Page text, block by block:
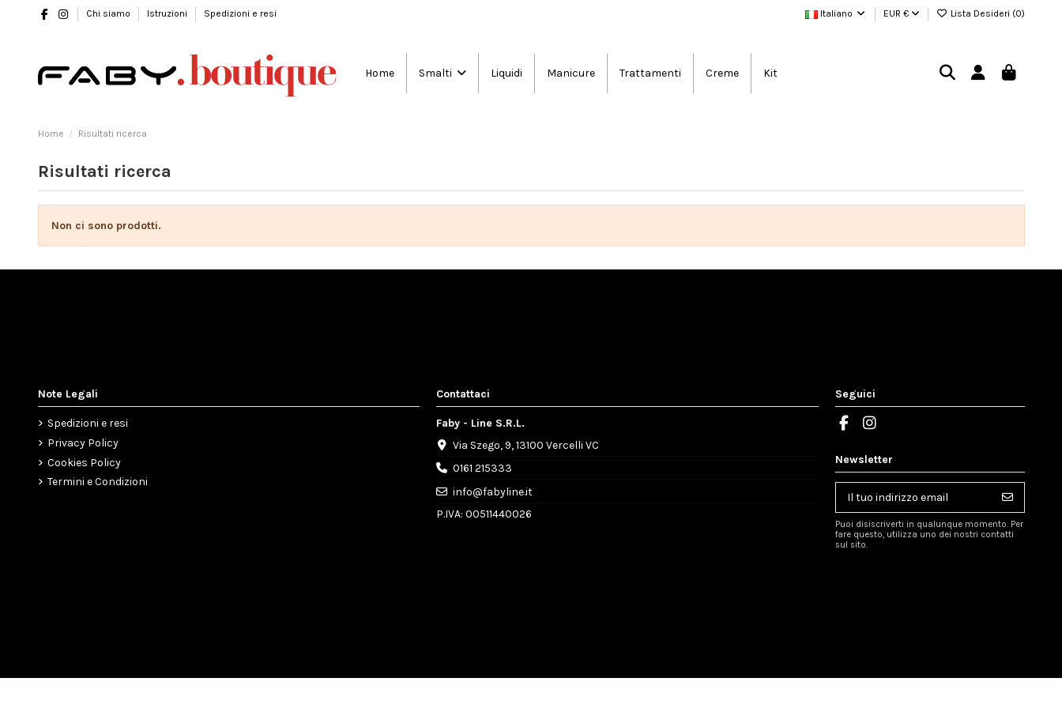
Chi siamo Istruzioni Spedizioni e resi Italiano EUR € Lista Desideri (0)
Home Smalti Liquidi Manicure Trattamenti Creme Kit
Home Risultati ricerca
Risultati ricerca
Non ci sono prodotti.
Note Legali
Spedizioni e resi
Privacy Policy
Cookies Policy
Termini e Condizioni
Contattaci
Faby - Line S.R.L.
Via Szego, 9, 13100 Vercelli VC
0161 215333
info@fabyline.it
P.IVA: 00511440026
Seguici
Newsletter
Puoi disiscriverti in qualunque momento. Per
fare questo, utilizza uno dei nostri contatti
sul sito.